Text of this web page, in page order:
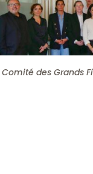
Comité des Grands